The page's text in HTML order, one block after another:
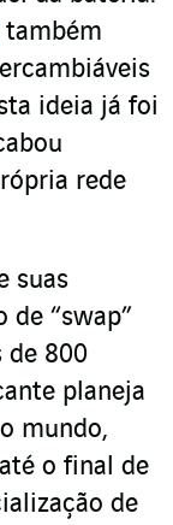
também
ideia já foi
rede
suas
de “swap”
de 800
planeja
mundo,
o final de
de